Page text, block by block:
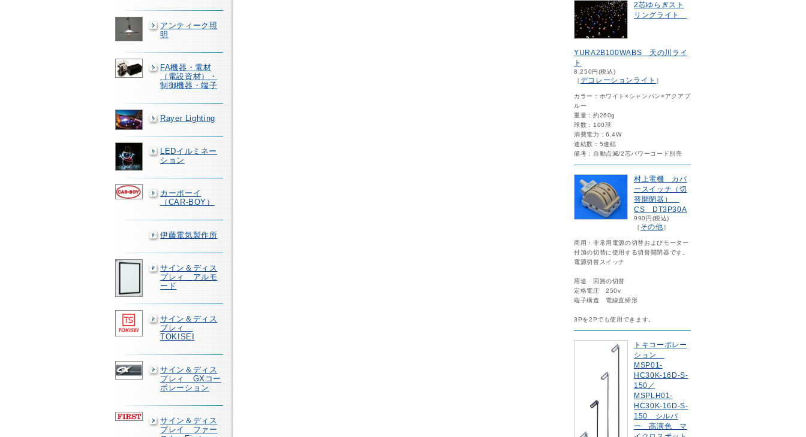
アンティーク照
明
FA機器・電材
（電設資材）・
制御機器・端子
Rayer Lighting
LEDイルミネー
ション
カーボーイ
（CAR-BOY）
伊藤電気製作所
サイン＆ディス
プレィ アルモ
ード
サイン＆ディス
プレィ
TOKISEI
サイン＆ディス
プレィ GXコー
ポレーション
サイン＆ディス
プレイ ファー
2芯ゆらぎスト
リングライト
YURA2B100WABS 天の川ライ
ト
8,250円(税込)
［デコレーションライト ］
カラー：ホワイト×シャンパン×アクアブ
ルー
重量：約260g
球数：100球
消費電力：6.4W
連結数：5連結
備考：自動点滅/2芯パワーコード別売
村上電機 カバ
ースイッチ（切
替開閉器）
CS DT3P30A
990円(税込)
［ その他］
商用・非常用電源の切替およびモーター
付加の切替に使用する切替開閉器です。
電源切替スイッチ
用途 回路の切替
定格電圧 250v
端子構造 電線直締形
3Pを2Pでも使用できます。
トキコーポレー
ション
MSP01-
HC30K-16D-S-
150／
MSPLH01-
HC30K-16D-S-
150 シルバ
ー 高演色 マ